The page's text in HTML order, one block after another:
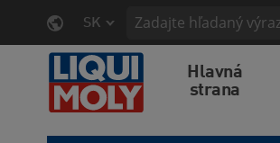
SK
Hlavná
strana